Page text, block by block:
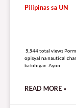
Pilipinas sa UN
5,544 total views
opisyal na nautical
katubigan. Ayon
READ MORE »